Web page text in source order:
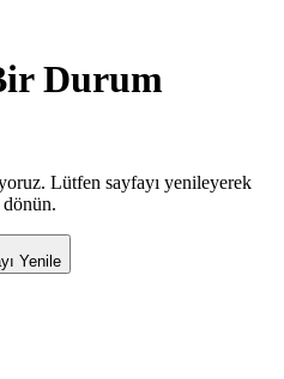
Durum
Lütfen sayfayı yenileyerek
Yenile